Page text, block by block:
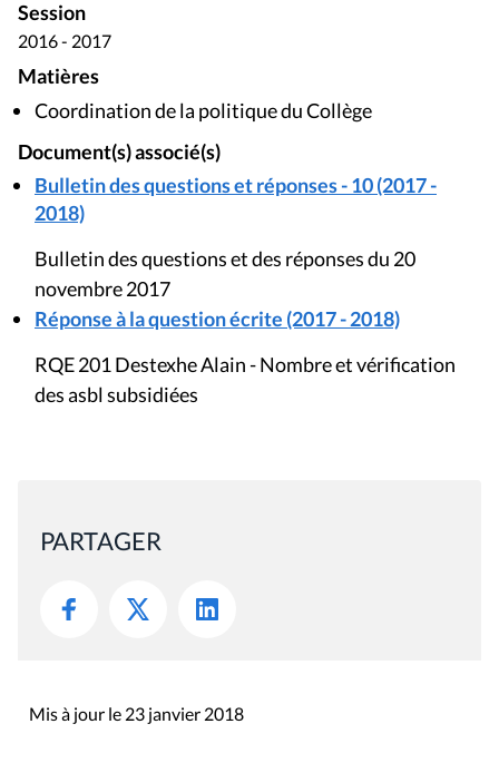
Session
2016 - 2017
Matières
Coordination de la politique du Collège
Document(s) associé(s)
Bulletin des questions et réponses - 10 (2017 -
2018)
Bulletin des questions et des réponses du 20
novembre 2017
Réponse à la question écrite (2017 - 2018)
RQE 201 Destexhe Alain - Nombre et vérification
des asbl subsidiées
PARTAGER
Mis à jour le 23 janvier 2018